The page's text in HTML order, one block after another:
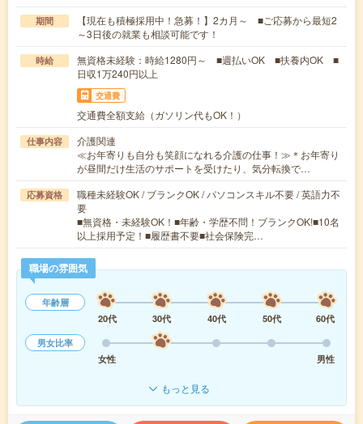
期間
【現在も積極採用中！急募！】2カ月～ ■ご応募から最短2
～3日後の就業も相談可能です！
時給
無資格未経験：時給1280円～ ■週払いOK ■扶養内OK ■
日収1万240円以上
交通費
交通費全額支給（ガソリン代もOK！）
仕事内容
介護関連
≪お年寄りも自分も笑顔になれる介護の仕事！≫＊お年寄り
が昼間だけ生活のサポートを受けたり、気分転換で…
応募資格
職種未経験OK / ブランクOK / パソコンスキル不要 / 英語力不
要
■無資格・未経験OK！■年齢・学歴不問！ブランクOK!■10名
以上採用予定！■履歴書不要■社会保険完…
職場の雰囲気
年齢層
20代
30代 40代 50代
60代
男女比率
女性
男性
もっと見る